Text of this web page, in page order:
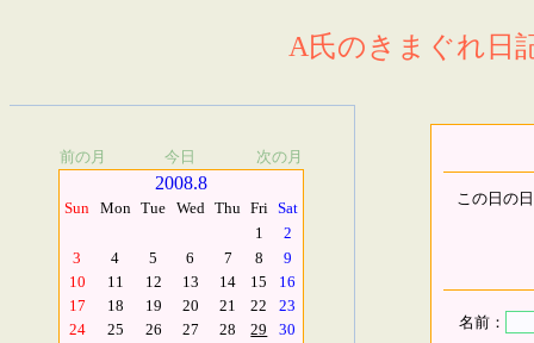
A氏のきまぐれ日
前の月 今日 次の月
2008.8
Sun Mon Tue Wed Thu Fri Sat
1
2
3
4 5 6 7 8
9
10
11 12 13 14 15
16
17
18 19 20 21 22
23
24
25 26 27 28 29
30
この日の
名前：